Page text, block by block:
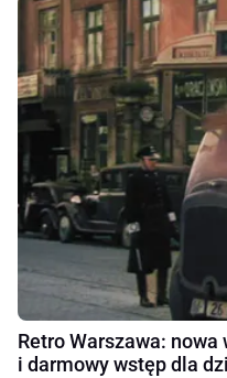
Retro Warszawa:
i darmowy wstęp dla